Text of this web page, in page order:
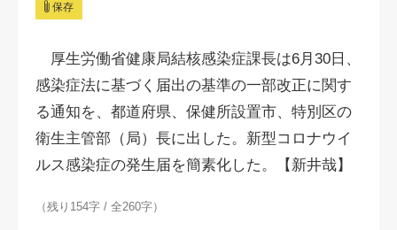
保存
厚生労働省健康局結核感染症課長は6月30日、
感染症法に基づく届出の基準の一部改正に関す
る通知を、都道府県、保健所設置市、特別区の
衛生主管部（局）長に出した。新型コロナウイ
ルス感染症の発生届を簡素化した。【新井哉】
（残り154字 / 全260字）